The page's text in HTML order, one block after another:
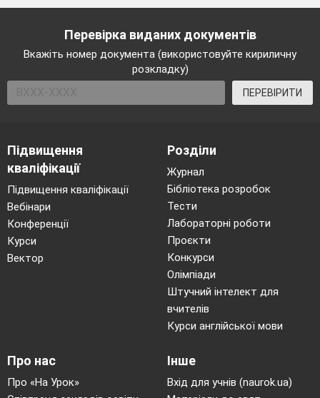
Перевірка виданих документів
Вкажіть номер документа (використовуйте кириличну
розкладку)
ПЕРЕВІРИТИ
Підвищення
кваліфікації
Підвищення кваліфікації
Вебінари
Конференції
Курси
Вектор
Розділи
Журнал
Бібліотека розробок
Тести
Лабораторні роботи
Проєкти
Конкурси
Олімпіади
Штучний інтелект для
вчителів
Курси англійської мови
Про нас
Про «На Урок»
Інше
Вхід для учнів (naurok.ua)